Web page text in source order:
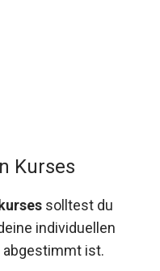
Kurses
solltest du
individuellen
ist.